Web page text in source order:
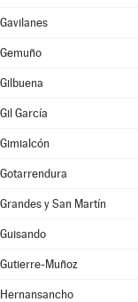
Gavilanes
Gemuño
Gilbuena
Gil García
Gimialcón
Gotarrendura
Grandes y San Martín
Guisando
Gutierre-Muñoz
Hernansancho